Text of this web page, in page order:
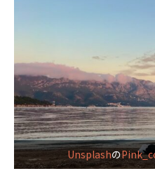
Unsplashの